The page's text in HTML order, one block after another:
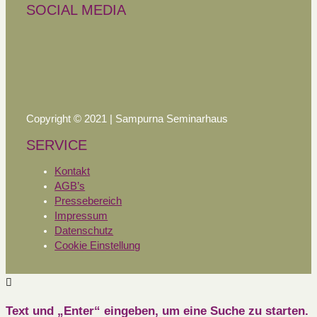
SOCIAL MEDIA
Copyright © 2021 | Sampurna Seminarhaus
SERVICE
Kontakt
AGB’s
Pressebereich
Impressum
Datenschutz
Cookie Einstellung
Text und „Enter“ eingeben, um eine Suche zu starten.